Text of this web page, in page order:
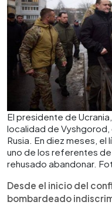
El presidente de
localidad de
Rusia. En diez meses,
uno de los referentes de
rehusado abandonar.
Desde el inicio del
bombardeado